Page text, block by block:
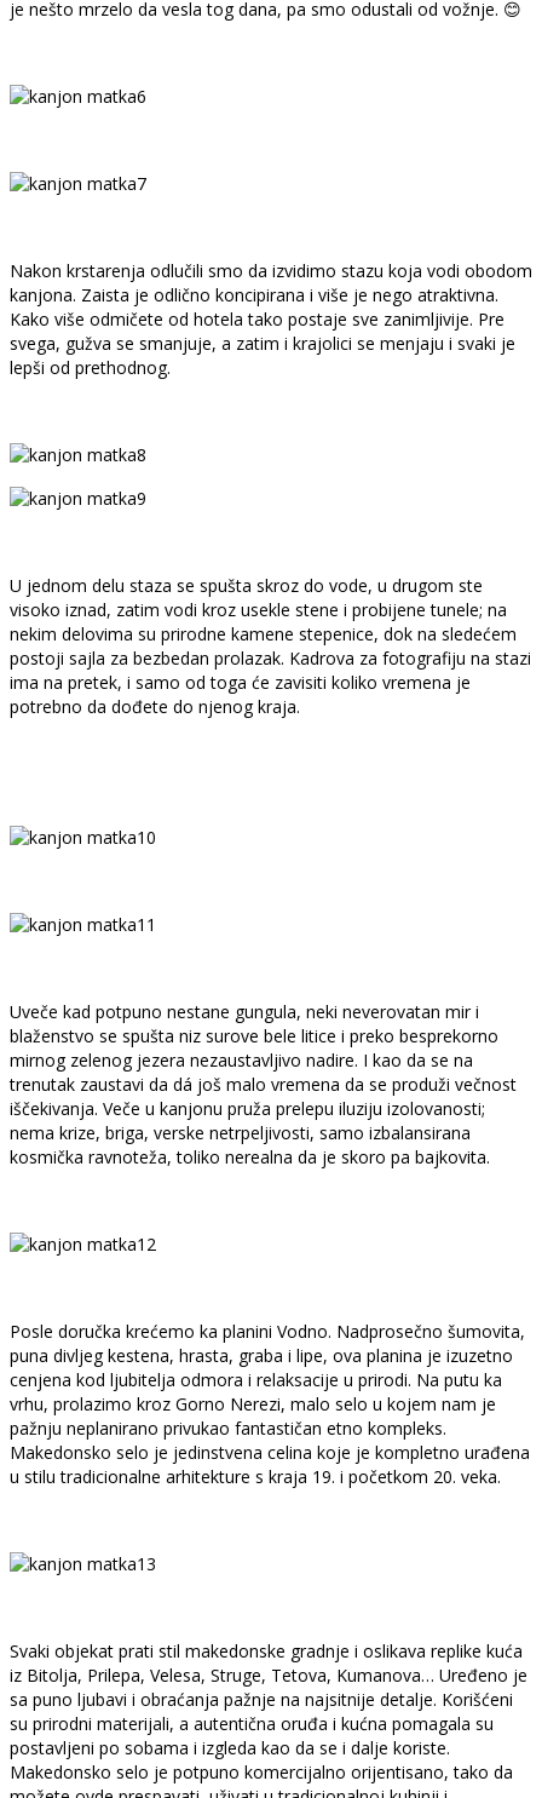
je nešto mrzelo da vesla tog dana, pa smo odustali od vožnje. 😊
Nakon krstarenja odlučili smo da izvidimo stazu koja vodi obodom
kanjona. Zaista je odlično koncipirana i više je nego atraktivna.
Kako više odmičete od hotela tako postaje sve zanimljivije. Pre
svega, gužva se smanjuje, a zatim i krajolici se menjaju i svaki je
lepši od prethodnog.
U jednom delu staza se spušta skroz do vode, u drugom ste
visoko iznad, zatim vodi kroz usekle stene i probijene tunele; na
nekim delovima su prirodne kamene stepenice, dok na sledećem
postoji sajla za bezbedan prolazak. Kadrova za fotografiju na stazi
ima na pretek, i samo od toga će zavisiti koliko vremena je
potrebno da dođete do njenog kraja.
Uveče kad potpuno nestane gungula, neki neverovatan mir i
blaženstvo se spušta niz surove bele litice i preko besprekorno
mirnog zelenog jezera nezaustavljivo nadire. I kao da se na
trenutak zaustavi da dá još malo vremena da se produži večnost
iščekivanja. Veče u kanjonu pruža prelepu iluziju izolovanosti;
nema krize, briga, verske netrpeljivosti, samo izbalansirana
kosmička ravnoteža, toliko nerealna da je skoro pa bajkovita.
Posle doručka krećemo ka planini Vodno. Nadprosečno šumovita,
puna divljeg kestena, hrasta, graba i lipe, ova planina je izuzetno
cenjena kod ljubitelja odmora i relaksacije u prirodi. Na putu ka
vrhu, prolazimo kroz Gorno Nerezi, malo selo u kojem nam je
pažnju neplanirano privukao fantastičan etno kompleks.
Makedonsko selo je jedinstvena celina koje je kompletno urađena
u stilu tradicionalne arhitekture s kraja 19. i početkom 20. veka.
Svaki objekat prati stil makedonske gradnje i oslikava replike kuća
iz Bitolja, Prilepa, Velesa, Struge, Tetova, Kumanova… Uređeno je
sa puno ljubavi i obraćanja pažnje na najsitnije detalje. Korišćeni
su prirodni materijali, a autentična oruđa i kućna pomagala su
postavljeni po sobama i izgleda kao da se i dalje koriste.
Makedonsko selo je potpuno komercijalno orijentisano, tako da